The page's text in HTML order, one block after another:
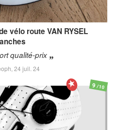
vélo route VAN RYSEL
qualité-prix
24 juil. 24
9/10